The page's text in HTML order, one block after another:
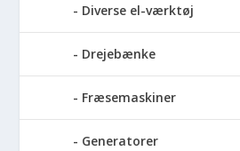
Diverse el-værktøj
Drejebænke
Fræsemaskiner
Generatorer